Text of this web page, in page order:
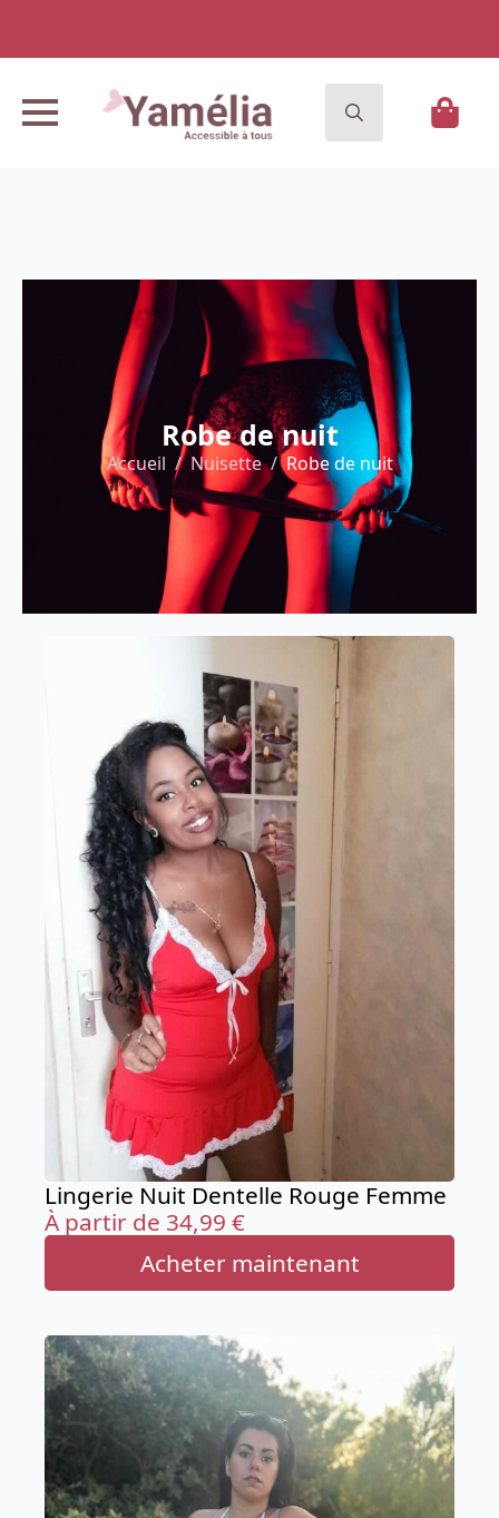
Robe de nuit
Accueil Nuisette Robe de nuit
Lingerie Nuit Dentelle Rouge Femme
À partir de 34,99 €
Acheter maintenant